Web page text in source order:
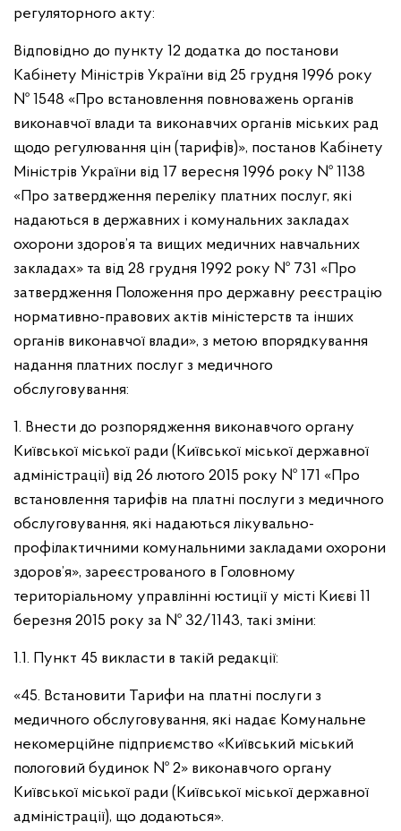
регуляторного акту:
Відповідно до пункту 12 додатка до постанови
Кабінету Міністрів України від 25 грудня 1996 року
№ 1548 «Про встановлення повноважень органів
виконавчої влади та виконавчих органів міських рад
щодо регулювання цін (тарифів)», постанов Кабінету
Міністрів України від 17 вересня 1996 року № 1138
«Про затвердження переліку платних послуг, які
надаються в державних і комунальних закладах
охорони здоров’я та вищих медичних навчальних
закладах» та від 28 грудня 1992 року № 731 «Про
затвердження Положення про державну реєстрацію
нормативно-правових актів міністерств та інших
органів виконавчої влади», з метою впорядкування
надання платних послуг з медичного
обслуговування:
1. Внести до розпорядження виконавчого органу
Київської міської ради (Київської міської державної
адміністрації) від 26 лютого 2015 року № 171 «Про
встановлення тарифів на платні послуги з медичного
обслуговування, які надаються лікувально-
профілактичними комунальними закладами охорони
здоров’я», зареєстрованого в Головному
територіальному управлінні юстиції у місті Києві 11
березня 2015 року за № 32/1143, такі зміни:
1.1. Пункт 45 викласти в такій редакції:
«45. Встановити Тарифи на платні послуги з
медичного обслуговування, які надає Комунальне
некомерційне підприємство «Київський міський
пологовий будинок № 2» виконавчого органу
Київської міської ради (Київської міської державної
адміністрації), що додаються».